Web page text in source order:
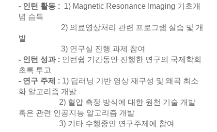
- 인턴 활동 : 1) Magnetic Resonance Imaging 기초개
념 습득
2) 의료영상처리 관련 프로그램 실습 및 개
발
3) 연구실 진행 과제 참여
- 인턴 성과 : 인턴쉽 기간동안 진행한 연구의 국제학회
초록 투고
- 연구 주제 : 1) 딥러닝 기반 영상 재구성 및 왜곡 최소
화 알고리즘 개발
2) 혈압 측정 방식에 대한 원천 기술 개발
혹은 관련 인공지능 알고리즘 개발
3) 기타 수행중인 연구주제에 참여